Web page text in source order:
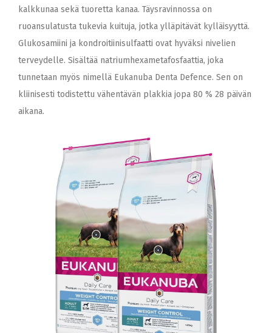
kalkkunaa sekä tuoretta kanaa. Täysravinnossa on
ruoansulatusta tukevia kuituja, jotka ylläpitävät kylläisyyttä.
Glukosamiini ja kondroitiinisulfaatti ovat hyväksi nivelien
terveydelle. Sisältää natriumhexametafosfaattia, joka
tunnetaan myös nimellä Eukanuba Denta Defence. Sen on
kliinisesti todistettu vähentävän plakkia jopa 80 % 28 päivän
aikana.